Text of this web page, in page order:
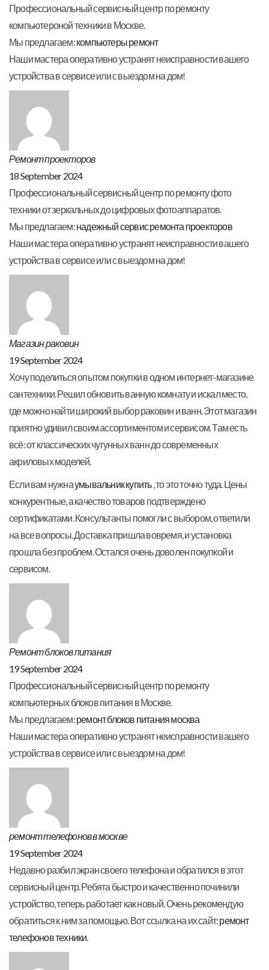
Профессиональный сервисный центр по ремонту
компьютероной техники в Москве.
Мы предлагаем:компьютеры ремонт
Наши мастера оперативно устранят неисправности вашего
устройства в сервисе или с выездом на дом!
Ремонт проекторов
18 September 2024
Профессиональный сервисный центр по ремонту фото
техники от зеркальных до цифровых фотоаппаратов.
Мы предлагаем:надежный сервис ремонта проекторов
Наши мастера оперативно устранят неисправности вашего
устройства в сервисе или с выездом на дом!
Магазин раковин
19 September 2024
Хочу поделиться опытом покупки в одном интернет-магазине
сантехники. Решил обновить ванную комнату и искал место,
где можно найти широкий выбор раковин и ванн. Этот магазин
приятно удивил своим ассортиментом и сервисом. Там есть
всё: от классических чугунных ванн до современных
акриловых моделей.
Если вам нужнаумывальник купить, то это точно туда. Цены
конкурентные, а качество товаров подтверждено
сертификатами. Консультанты помогли с выбором, ответили
на все вопросы. Доставка пришла вовремя, и установка
прошла без проблем. Остался очень доволен покупкой и
сервисом.
Ремонт блоков питания
19 September 2024
Профессиональный сервисный центр по ремонту
компьютерных блоков питания в Москве.
Мы предлагаем:ремонт блоков питания москва
Наши мастера оперативно устранят неисправности вашего
устройства в сервисе или с выездом на дом!
ремонт телефонов в москве
19 September 2024
Недавно разбил экран своего телефона и обратился в этот
сервисный центр. Ребята быстро и качественно починили
устройство, теперь работает как новый. Очень рекомендую
обратиться к ним за помощью. Вот ссылка на их сайт:ремонт
телефонов техники.